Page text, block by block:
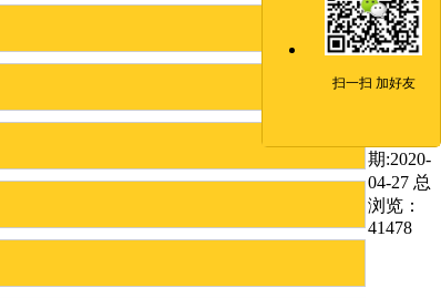
离
网
期:2020-
04-27 总
浏览：
41478
扫一扫 加好友